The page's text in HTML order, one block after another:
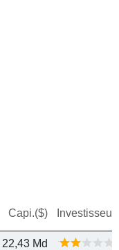
Capi.($) Investisseur
22,43 Md